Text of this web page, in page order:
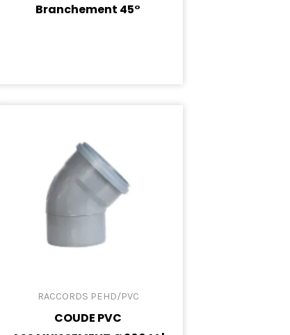
Branchement 45°
RACCORDS PEHD/PVC
COUDE PVC